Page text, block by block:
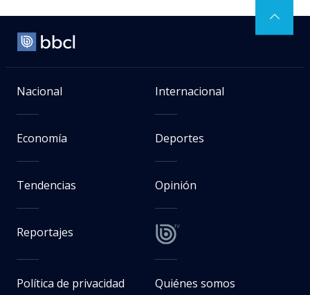
Nacional Internacional
Economía Deportes
Tendencias Opinión
Reportajes
Política de privacidad Quiénes somos